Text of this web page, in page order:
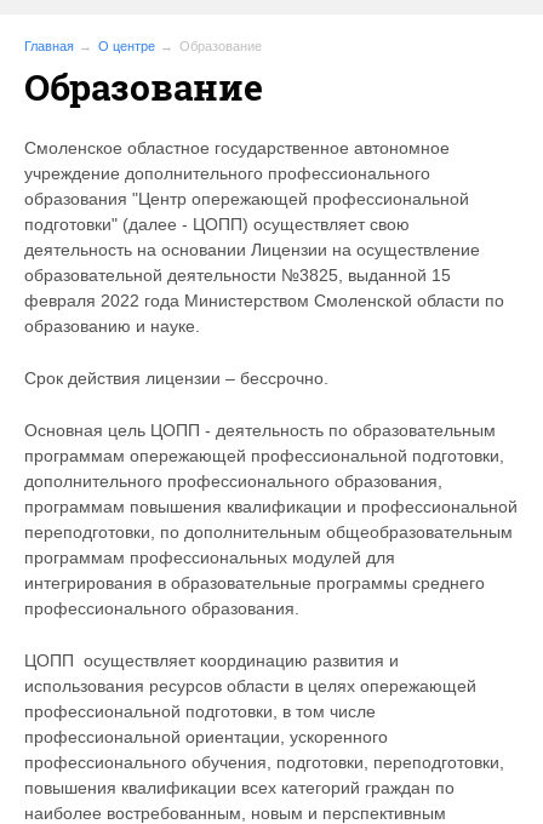
МИНИСТЕРСТВО
Главная О центре Образование
Образование
Смоленское областное государственное автономное
учреждение дополнительного профессионального
образования "Центр опережающей профессиональной
подготовки" (далее - ЦОПП) осуществляет свою
деятельность на основании Лицензии на осуществление
образовательной деятельности №3825, выданной 15
февраля 2022 года Министерством Смоленской области по
образованию и науке.
Срок действия лицензии – бессрочно.
Основная цель ЦОПП - деятельность по образовательным
программам опережающей профессиональной подготовки,
дополнительного профессионального образования,
программам повышения квалификации и профессиональной
переподготовки, по дополнительным общеобразовательным
программам профессиональных модулей для
интегрирования в образовательные программы среднего
профессионального образования.
ЦОПП осуществляет координацию развития и
использования ресурсов области в целях опережающей
профессиональной подготовки, в том числе
профессиональной ориентации, ускоренного
профессионального обучения, подготовки, переподготовки,
повышения квалификации всех категорий граждан по
наиболее востребованным, новым и перспективным